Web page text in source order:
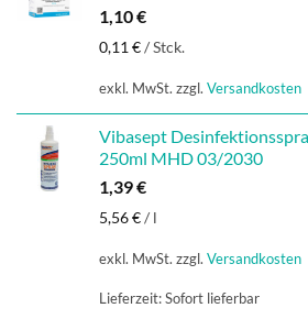
1,10€
0,11 €/Stck.
exkl. MwSt. zzgl. Versandkosten
Vibasept
250ml MHD 03/2030
1,39€
5,56€/ l
exkl. MwSt. zzgl. Versandkosten
Lieferzeit:Sofort lieferbar